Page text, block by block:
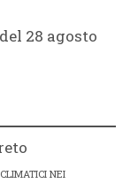
28 agosto
NEI